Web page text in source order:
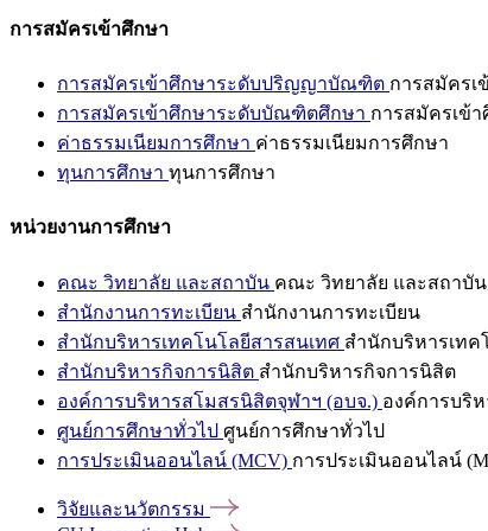
การสมัครเข้าศึกษา
การสมัครเข้าศึกษาระดับปริญญาบัณฑิต การสมัคร
การสมัครเข้าศึกษาระดับบัณฑิตศึกษา การสมัครเข้
ค่าธรรมเนียมการศึกษา ค่าธรรมเนียมการศึกษา
ทุนการศึกษา ทุนการศึกษา
หน่วยงานการศึกษา
คณะ วิทยาลัย และสถาบัน คณะ วิทยาลัย และสถาบัน
สำนักงานการทะเบียน สำนักงานการทะเบียน
สำนักบริหารเทคโนโลยีสารสนเทศ สำนักบริหารเทค
สำนักบริหารกิจการนิสิต สำนักบริหารกิจการนิสิต
องค์การบริหารสโมสรนิสิตจุฬาฯ (อบจ.) องค์การบริ
ศูนย์การศึกษาทั่วไป ศูนย์การศึกษาทั่วไป
การประเมินออนไลน์ (MCV) การประเมินออนไลน์
วิจัยและนวัตกรรม